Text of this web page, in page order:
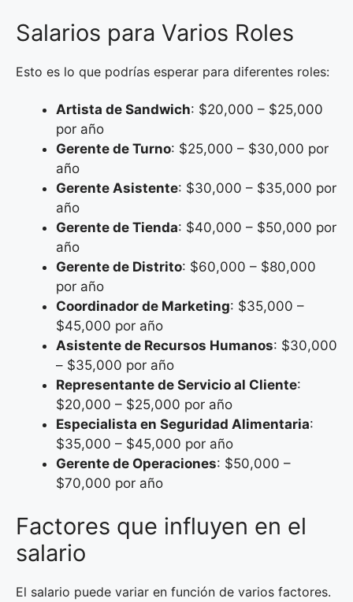
Salarios para Varios Roles
Esto es lo que podrías esperar para diferentes roles:
Artista de Sandwich: $20,000 – $25,000
por año
Gerente de Turno: $25,000 – $30,000 por
año
Gerente Asistente: $30,000 – $35,000 por
año
Gerente de Tienda: $40,000 – $50,000 por
año
Gerente de Distrito: $60,000 – $80,000
por año
Coordinador de Marketing: $35,000 –
$45,000 por año
Asistente de Recursos Humanos: $30,000
– $35,000 por año
Representante de Servicio al Cliente:
$20,000 – $25,000 por año
Especialista en Seguridad Alimentaria:
$35,000 – $45,000 por año
Gerente de Operaciones: $50,000 –
$70,000 por año
Factores que influyen en el
salario
El salario puede variar en función de varios factores.